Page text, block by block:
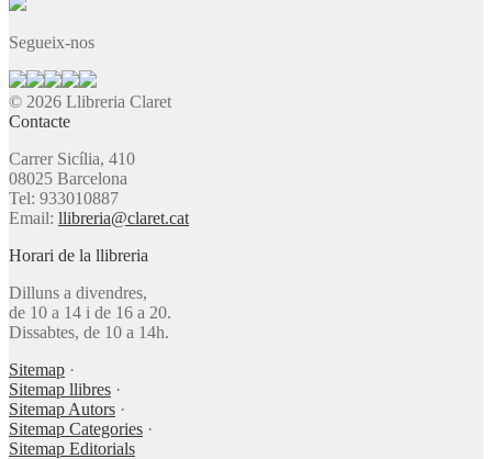
Segueix-nos
© 2026 Llibreria Claret
Contacte
Carrer Sicília, 410
08025 Barcelona
Tel: 933010887
Email: llibreria@claret.cat
Horari de la llibreria
Dilluns a divendres,
de 10 a 14 i de 16 a 20.
Dissabtes, de 10 a 14h.
Sitemap ·
Sitemap llibres ·
Sitemap Autors ·
Sitemap Categories ·
Sitemap Editorials